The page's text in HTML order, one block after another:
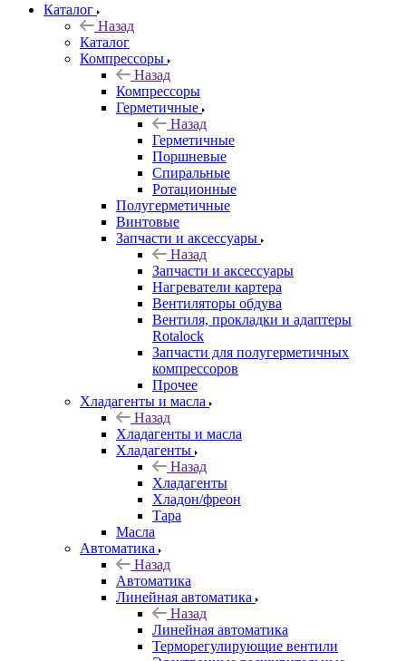
Каталог
Назад
Каталог
Компрессоры
Назад
Компрессоры
Герметичные
Назад
Герметичные
Поршневые
Спиральные
Ротационные
Полугерметичные
Винтовые
Запчасти и аксессуары
Назад
Запчасти и аксессуары
Нагреватели картера
Вентиляторы обдува
Вентиля, прокладки и адаптеры
Rotalock
Запчасти для полугерметичных
компрессоров
Прочее
Хладагенты и масла
Назад
Хладагенты и масла
Хладагенты
Назад
Хладагенты
Хладон/фреон
Тара
Масла
Автоматика
Назад
Автоматика
Линейная автоматика
Назад
Линейная автоматика
Терморегулирующие вентили